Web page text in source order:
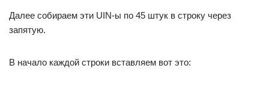
Далее собираем эти UIN-ы по 45 штук в строку через
запятую.
В начало каждой строки вставляем вот это: